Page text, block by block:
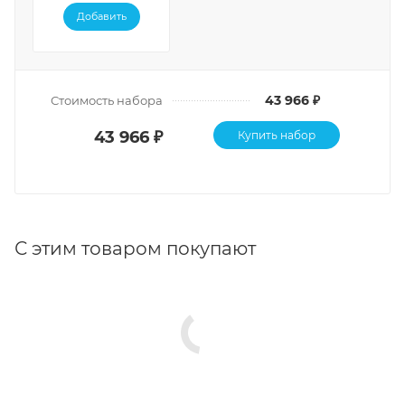
Добавить
Стоимость набора 43 966 ₽
43 966 ₽ Купить набор
С этим товаром покупают